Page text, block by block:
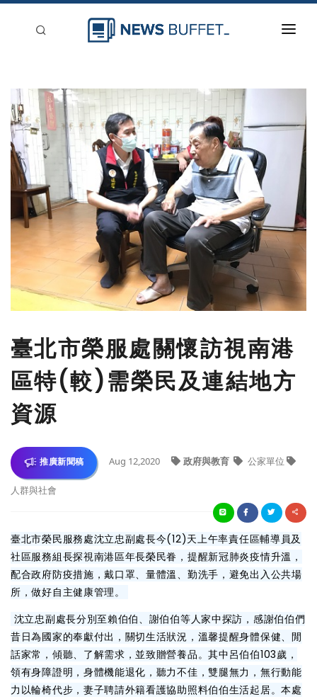
新聞稿分類
登入
刊登
臺北市榮服處關懷訪視南港
區特(較)需榮民及連結地方
資源
推廣新聞稿 Aug 12,2020 政府與教育 公家單位
人群與社會
臺北市榮民服務處沈立忠副處長今(12)天上午率責任區輔導員及
社區服務組長探視南港區年長榮民眷，提醒新冠肺炎疫情升溫，
配合政府防疫措施，戴口罩、量體溫、勤洗手，避免出入公共場
所，做好自主健康管理。
沈立忠副處長分別至賴伯伯、謝伯伯等人家中探訪，感謝伯伯們
昔日為國家的奉獻付出，關切生活狀況，溫馨提醒身體保健、閒
話家常，傾聽、了解需求，並致贈營養品。其中呂伯伯103歲，
領有身障證明，身體機能退化，聽力不佳，雙腿無力，無行動能
力以輪椅代步，妻子聘請外籍看護協助照料伯伯生活起居。本處